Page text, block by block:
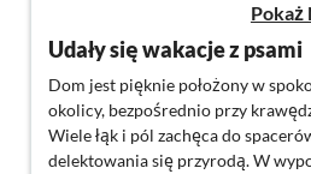
Pokaż
Udały się wakacje z psami
Dom jest pięknie położony w
okolicy, bezpośrednio przy
Wiele łąk i pól zachęca do
delektowania się przyrodą. W